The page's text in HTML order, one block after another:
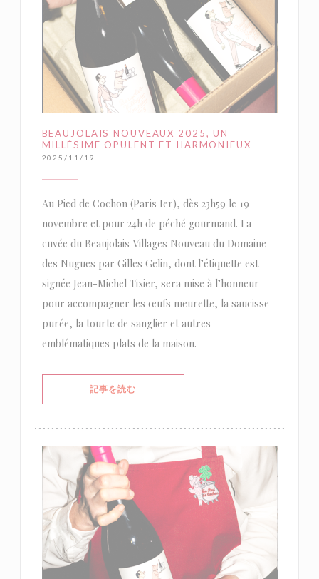
BEAUJOLAIS NOUVEAUX 2025, UN
MILLÉSIME OPULENT ET HARMONIEUX
2025/11/19
Au Pied de Cochon (Paris Ier), dès 23h59 le 19
novembre et pour 24h de péché gourmand. La
cuvée du Beaujolais Villages Nouveau du Domaine
des Nugues par Gilles Gelin, dont l’étiquette est
signée Jean-Michel Tixier, sera mise à l’honneur
pour accompagner les œufs meurette, la saucisse
purée, la tourte de sanglier et autres
emblématiques plats de la maison.
記事を読む